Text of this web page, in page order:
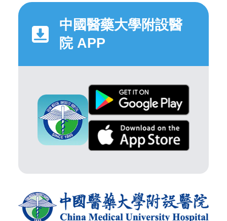
中國醫藥大學附設醫
院 APP